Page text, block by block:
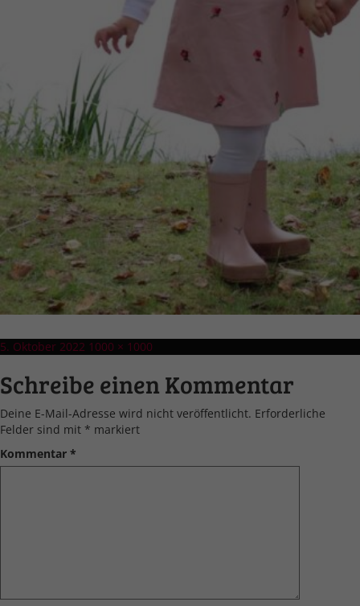
Veröffentlicht
5. Oktober 2022 Volle
1000 × 1000
Schreibe einen Kommentar
Deine E-Mail-Adresse wird nicht veröffentlicht. Erforderliche
Felder sind mit * markiert
Kommentar *